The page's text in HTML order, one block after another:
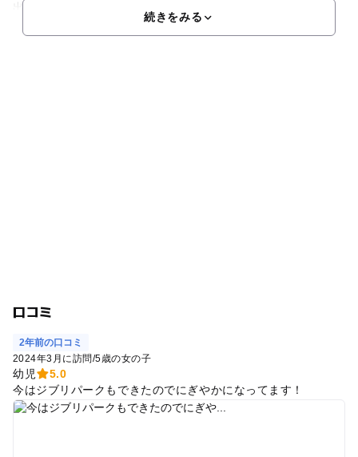
出
続きをみる
口コミ
2年前の口コミ
2024年3月に訪問/5歳の女の子
幼児
5.0
今はジブリパークもできたのでにぎやかになってます！